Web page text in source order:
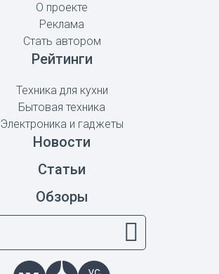
О проекте
Реклама
Стать автором
Рейтинги
Техника для кухни
Бытовая техника
Электроника и гаджеты
Новости
Статьи
Обзоры